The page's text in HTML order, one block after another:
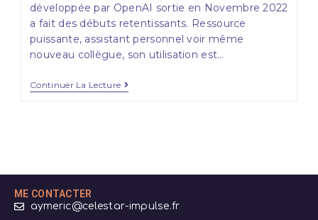
développée par OpenAI sortie en Novembre 2022
a fait des débuts retentissants. Ressource
puissante, assistant personnel voir même
nouveau collègue, son utilisation est…
Continuer La Lecture
ME CONTACTER
aymeric@celestar-impulse.fr